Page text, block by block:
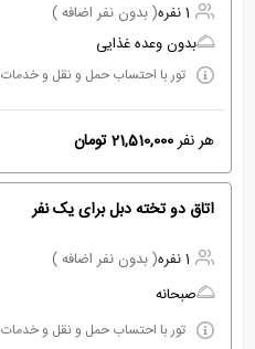
1 نفره
( بدون نفر اضافه )
بدون وعده غذایی
تور با احتساب حمل و نقل و خدمات
هر نفر21,510,000 تومان
اتاق دو تخته دبل برای یک نفر
1 نفره
( بدون نفر اضافه )
صبحانه
تور با احتساب حمل و نقل و خدمات